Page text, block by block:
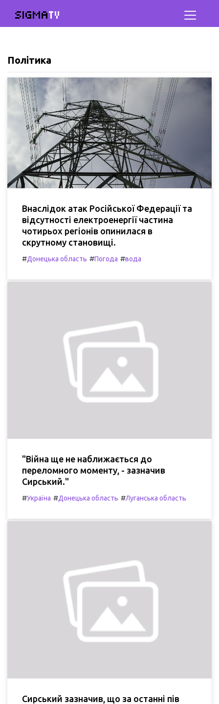
SIGMATV
Політика
Внаслідок атак Російської Федерації та
відсутності електроенергії частина
чотирьох регіонів опинилася в
скрутному становищі.
#Донецька область #Погода #вода
"Війна ще не наближається до
переломного моменту, - зазначив
Сирський."
#Україна #Донецька область #Луганська область
Сирський зазначив, що за останні пів